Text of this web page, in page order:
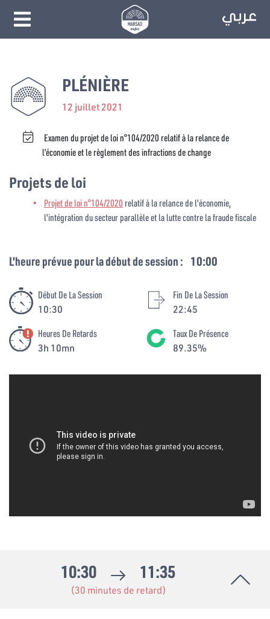
PLÉNIÈRE
12 juillet 2021
Examen du projet de loi n°104/2020 relatif à la relance de
l’économie et le règlement des infractions de change
Projets de loi
Projet de loi n°104/2020relatif à la relance de l'économie,
l'intégration du secteur parallèle et la lutte contre la fraude fiscale
L'heure prévue pour la début de session : 10:00
Début De La Session
10:30
Fin De La Session
22:45
Heures De Retards
3h 10mn
Taux De Présence
89.35%
10:30 11:35
(30 minutes de retard)